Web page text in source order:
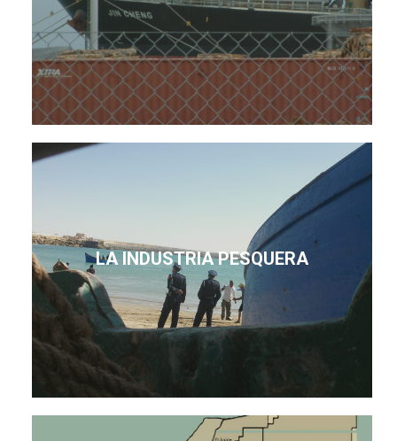
LA INDUSTRIA PESQUERA